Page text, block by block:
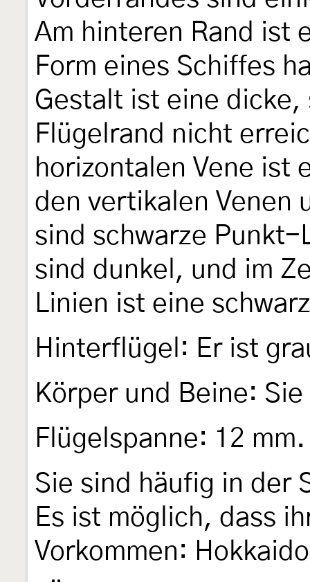
Am hinteren Rand ist
Form eines Schiffes
Gestalt ist eine dicke,
Flügelrand nicht
horizontalen Vene ist
den vertikalen Venen
sind schwarze Punkt-
sind dunkel, und im
Linien ist eine
Hinterflügel: Er ist
Körper und Beine:
Flügelspanne: 12 mm.
Sie sind häufig in der
Es ist möglich, dass
Vorkommen: